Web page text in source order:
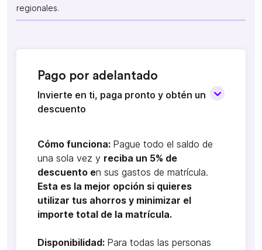
regionales.
Pago por adelantado
Invierte en ti, paga pronto y obtén un
descuento
Cómo funciona: Pague todo el saldo de
una sola vez y reciba un 5% de
descuento en sus gastos de matrícula.
Esta es la mejor opción si quieres
utilizar tus ahorros y minimizar el
importe total de la matrícula.
Disponibilidad: Para todas las personas